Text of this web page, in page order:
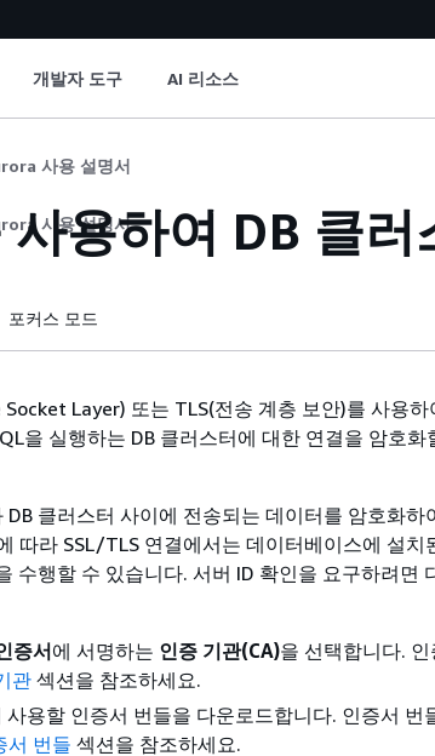
개발자 도구 AI 리소스
사용 설명서
사용 설명서
용하여 DB 클러
포커스 모드
Layer) 또는 TLS(전송 계층 보안)를 사용
을 실행하는 DB 클러스터에 대한 연결을 암호화
DB 클러스터 사이에 전송되는 데이터를 암호화하
따라 SSL/TLS 연결에서는 데이터베이스에 설치
수행할 수 있습니다. 서버 ID 확인을 요구하려면
증서에 서명하는 인증 기관(CA)을 선택합니다. 인
관섹션을 참조하세요.
용할 인증서 번들을 다운로드합니다. 인증서 번
서 번들 섹션을 참조하세요.